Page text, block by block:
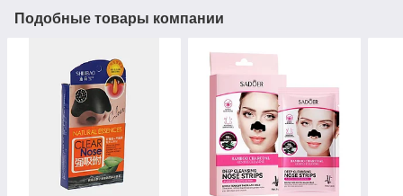
Подобные товары компании